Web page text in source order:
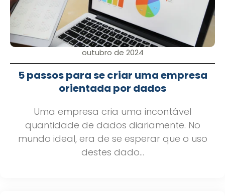
outubro de 2024
5 passos para se criar uma empresa
orientada por dados
Uma empresa cria uma incontável
quantidade de dados diariamente. No
mundo ideal, era de se esperar que o uso
destes dado...